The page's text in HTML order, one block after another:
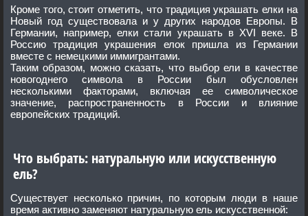
Кроме того, стоит отметить, что традиция украшать елки на
Новый год существовала и у других народов Европы. В
Германии, например, елки стали украшать в XVI веке. В
Россию традиция украшения елок пришла из Германии
вместе с немецкими иммигрантами.
Таким образом, можно сказать, что выбор ели в качестве
новогоднего символа в России был обусловлен
несколькими факторами, включая ее символическое
значение, распространенность в России и влияние
европейских традиций.
Что выбрать: натуральную или искусственную
ель?
Существует несколько причин, по которым люди в наше
время активно заменяют натуральную ель искусственной: